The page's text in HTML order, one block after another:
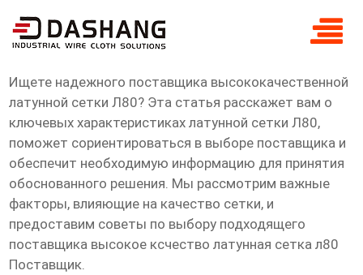
высокое ксчество латунная сетка л80
Поставщик
Ищете надежного поставщика высококачественной
латунной сетки Л80? Эта статья расскажет вам о
ключевых характеристиках латунной сетки Л80,
поможет сориентироваться в выборе поставщика и
обеспечит необходимую информацию для принятия
обоснованного решения. Мы рассмотрим важные
факторы, влияющие на качество сетки, и
предоставим советы по выбору подходящего
поставщика высокое ксчество латунная сетка л80
Поставщик.